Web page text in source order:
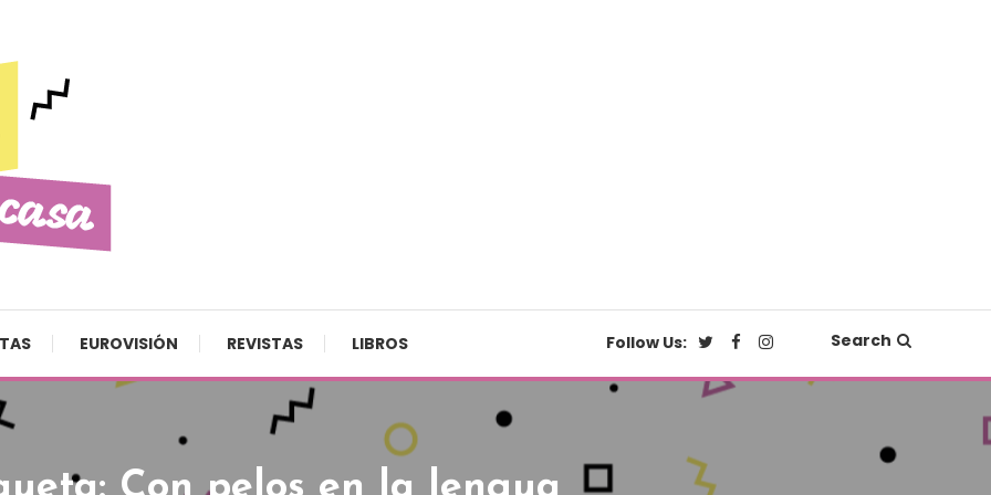
EUROVISIÓN REVISTAS LIBROS Follow Us: Search